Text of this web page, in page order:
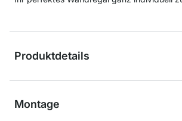
Produktdetails
Montage